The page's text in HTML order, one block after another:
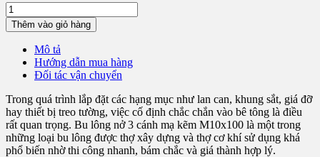
Bu
Lông
Nở
Cánh
M10x100
số
lượng
Thêm vào giỏ hàng
Mô tả
Hướng dẫn mua hàng
Đối tác vận chuyển
Trong quá trình lắp đặt các hạng mục như lan can, khung sắt, giá đỡ
hay thiết bị treo tường, việc cố định chắc chắn vào bê tông là điều
rất quan trọng. Bu lông nở 3 cánh mạ kẽm M10x100 là một trong
những loại bu lông được thợ xây dựng và thợ cơ khí sử dụng khá
phổ biến nhờ thi công nhanh, bám chắc và giá thành hợp lý.